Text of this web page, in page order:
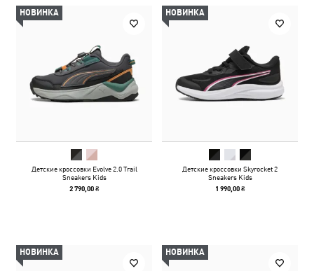
НОВИНКА
Детские кроссовки Evolve 2.0 Trail
Sneakers Kids
2 790,00 ₴
НОВИНКА
Детские кроссовки Skyrocket 2
Sneakers Kids
1 990,00 ₴
НОВИНКА НОВИНКА